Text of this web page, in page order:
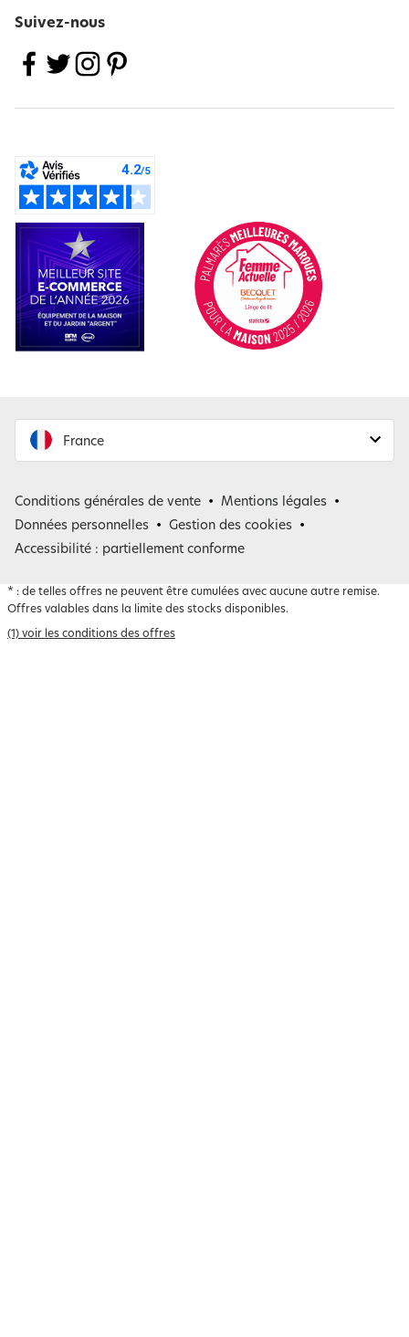
Suivez-nous
France
Belgique
Conditions générales de vente
Mentions légales
Données personnelles
Gestion des cookies
Accessibilité : partiellement conforme
* : de telles offres ne peuvent être cumulées avec aucune autre remise.
Offres valables dans la limite des stocks disponibles.
(1) voir les conditions des offres